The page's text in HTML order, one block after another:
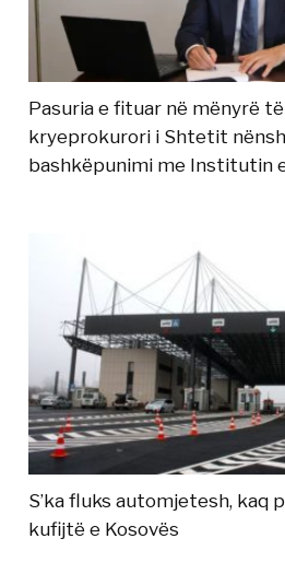
Pasuria e fituar në mënyrë
kryeprokurori i Shtetit
bashkëpunimi me Institutin
S’ka fluks automjetesh, kaq
kufijtë e Kosovës